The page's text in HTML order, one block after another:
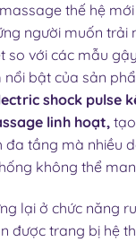
thế hệ
người muốn trải
so với các mẫu
nổi bật của sản
shock pulse
linh hoạt,tạo
đa tầng mà nhiều
không thể
lại ở chức năng
được trang bị hệ